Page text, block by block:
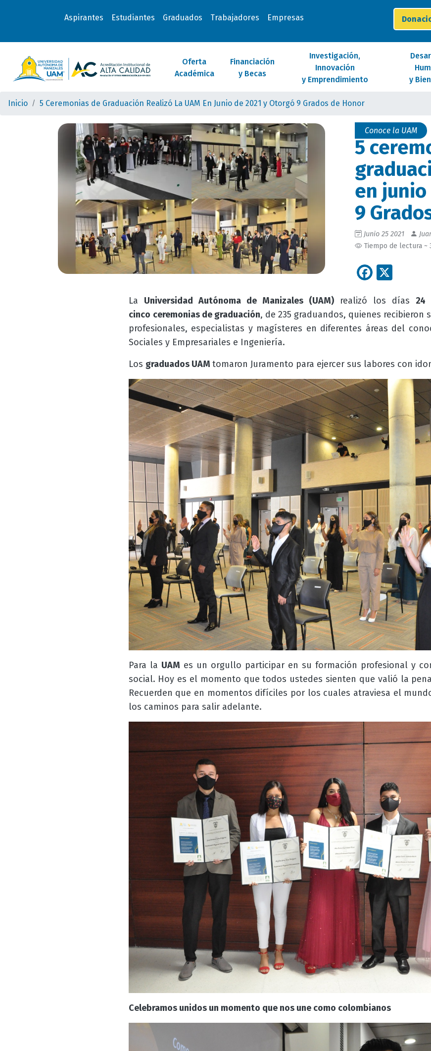
Aspirantes Estudiantes Graduados Trabajadores Empresas
Oferta
Académica
Financiación
y Becas
Investigación,
Innovación
y Emprendimiento
y
Inicio 5 Ceremonias de Graduación Realizó La UAM En Junio de 2021 y Otorgó 9 Grados de Honor
Conoce la UAM
5
en junio
9
Junio 25 2021
Tiempo de lectura ~
Facebook
La Universidad Autónoma de Manizales (UAM)realizó los días 24
cinco ceremonias de graduación, de 235 graduandos, quienes
profesionales, especialistas y magísteres en diferentes áreas del
Sociales y Empresariales e Ingeniería.
Los graduados UAM tomaron Juramento para ejercer sus labores con
Para la UAM es un orgullo participar en su formación profesional y
social. Hoy es el momento que todos ustedes sienten que valió la
Recuerden que en momentos difíciles por los cuales atraviesa el
los caminos para salir adelante.
Celebramos unidos un momento que nos une como colombianos